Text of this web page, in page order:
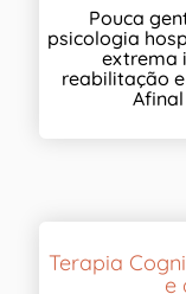
Pouca
psicologia
extrema
reabilitação
Terapia
e